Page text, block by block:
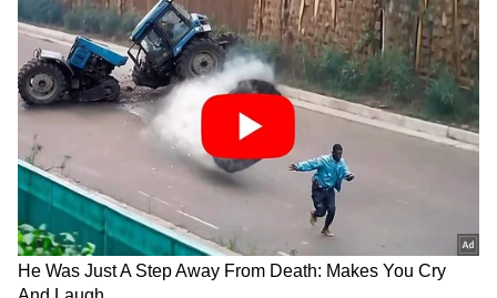
ಕರ್ನಾಟಕ ಮತದಾರರ ಪಟ್ಟಿ
'ವಿಶೇಷ ಸಮಗ್ರ ಪರಿಷ್ಕರಣೆ'
2026: ಹೊಸ ವೇಳಾಪಟ್ಟಿ
Politics: ಅದಲು ಬದಲಾಗುತ್ತಾ
ಡಿಕೆ ಸಂಪುಟ? ಇವರೇನಾ ಹೊಸ
ಸಚಿವರು; ಯಾರು ಇನ್‌ ಯಾರು